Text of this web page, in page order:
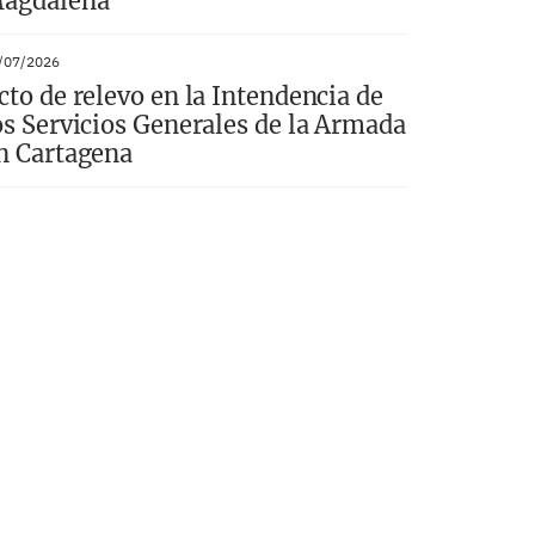
07/2026
de relevo en la Intendencia de
Servicios Generales de la Armada
Cartagena